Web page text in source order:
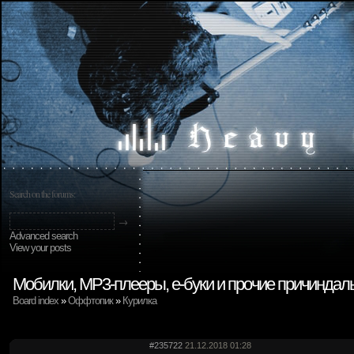
Search on the forums:
Advanced search
View your posts
Мобилки, MP3-плееры, е-буки и прочие
Board index »Оффтопик» Курилка
#235722 21.12.2018 01:28